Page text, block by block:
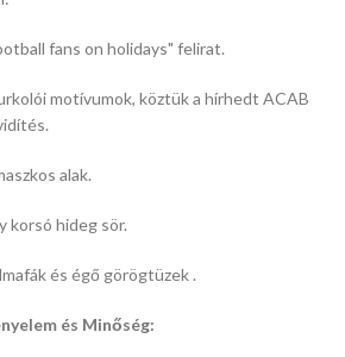
fans on holidays" felirat.
motívumok, köztük a hírhedt ACAB
alak.
korsó hideg sör.
és égő görögtüzek .
és Minőség: